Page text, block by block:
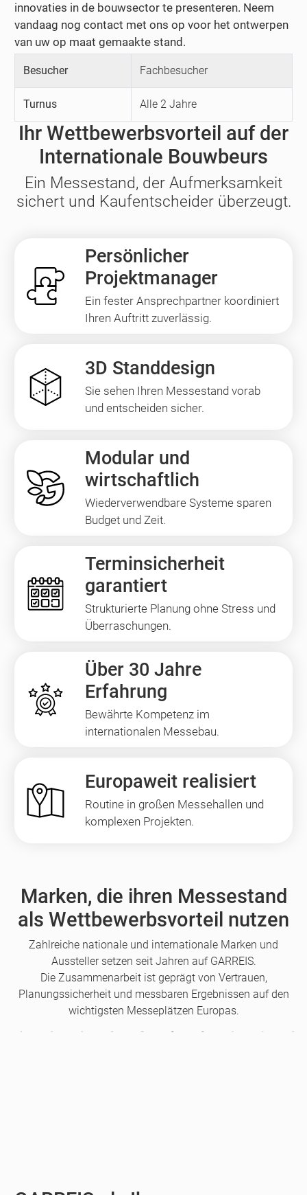
innovaties in de bouwsector te presenteren. Neem
vandaag nog contact met ons op voor het ontwerpen
van uw op maat gemaakte stand.
Besucher Fachbesucher
Turnus Alle 2 Jahre
Ihr Wettbewerbsvorteil auf der
Internationale Bouwbeurs
Ein Messestand, der Aufmerksamkeit
sichert und Kaufentscheider überzeugt.
Persönlicher
Projektmanager
Ein fester Ansprechpartner koordiniert
Ihren Auftritt zuverlässig.
3D Standdesign
Sie sehen Ihren Messestand vorab
und entscheiden sicher.
Modular und
wirtschaftlich
Wiederverwendbare Systeme sparen
Budget und Zeit.
Terminsicherheit
garantiert
Strukturierte Planung ohne Stress und
Überraschungen.
Über 30 Jahre
Erfahrung
Bewährte Kompetenz im
internationalen Messebau.
Europaweit realisiert
Routine in großen Messehallen und
komplexen Projekten.
Marken, die ihren Messestand
als Wettbewerbsvorteil nutzen
Zahlreiche nationale und internationale Marken und
Aussteller setzen seit Jahren auf GARREIS.
Die Zusammenarbeit ist geprägt von Vertrauen,
Planungssicherheit und messbaren Ergebnissen auf den
wichtigsten Messeplätzen Europas.